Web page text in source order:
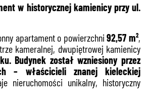
w historycznej kamienicy przy ul.
apartament o powierzchni92,57 m²,
kameralnej, dwupiętrowej kamienicy
Budynek został wzniesiony przez
– właścicieli znanej kieleckiej
nieruchomości unikalny, historyczny